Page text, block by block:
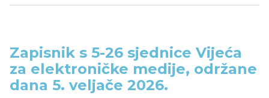
Zapisnik s 5-26 sjednice Vijeća
za elektroničke medije, održane
dana 5. veljače 2026.